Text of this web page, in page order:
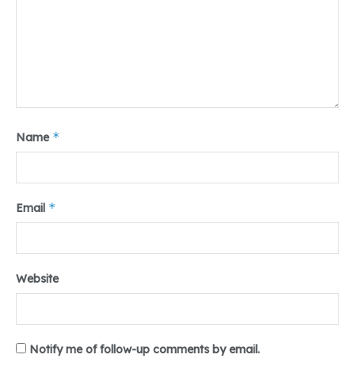
Name *
Email *
Website
Notify me of follow-up comments by email.